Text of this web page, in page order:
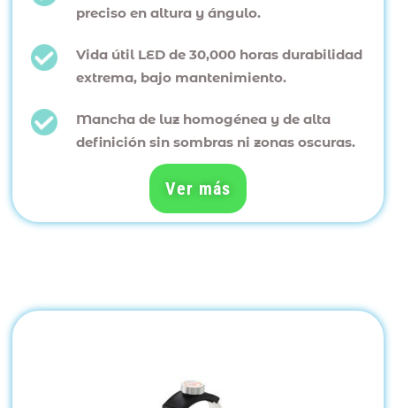
preciso en altura y ángulo.
Vida útil LED de 30,000 horas durabilidad
extrema, bajo mantenimiento.
Mancha de luz homogénea y de alta
definición sin sombras ni zonas oscuras.
Ver más